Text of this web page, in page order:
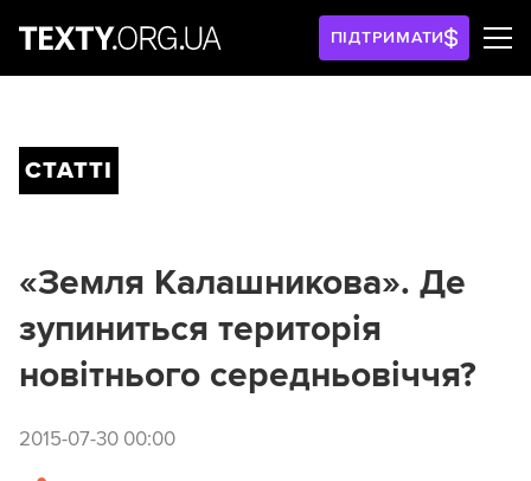
ПІДТРИМАТИ
СТАТТІ
«Земля Калашникова». Де
зупиниться територія
новітнього середньовіччя?
2015-07-30 00:00